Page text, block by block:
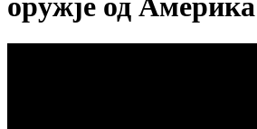
оружје од Америка